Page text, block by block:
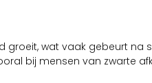
groeit, wat vaak gebeurt na
bij mensen van zwarte